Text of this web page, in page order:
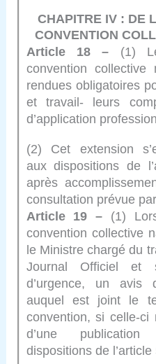
CHAPITRE IV : DE
CONVENTION
Article 18 – (1)
convention collective
rendues obligatoires
et travail- leurs
d’application
(2) Cet extension
aux dispositions de
après
consultation prévue
Article 19 – (1)
convention collective
le Ministre chargé du
Journal Officiel et
d’urgence, un avis
auquel est joint le
convention, si celle-ci
d’une publication
dispositions de